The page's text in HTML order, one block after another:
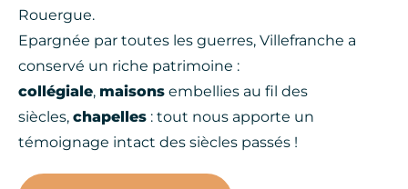
Rouergue.
Epargnée par toutes les guerres, Villefranche a
conservé un riche patrimoine :
collégiale, maisons embellies au fil des
siècles, chapelles : tout nous apporte un
témoignage intact des siècles passés !